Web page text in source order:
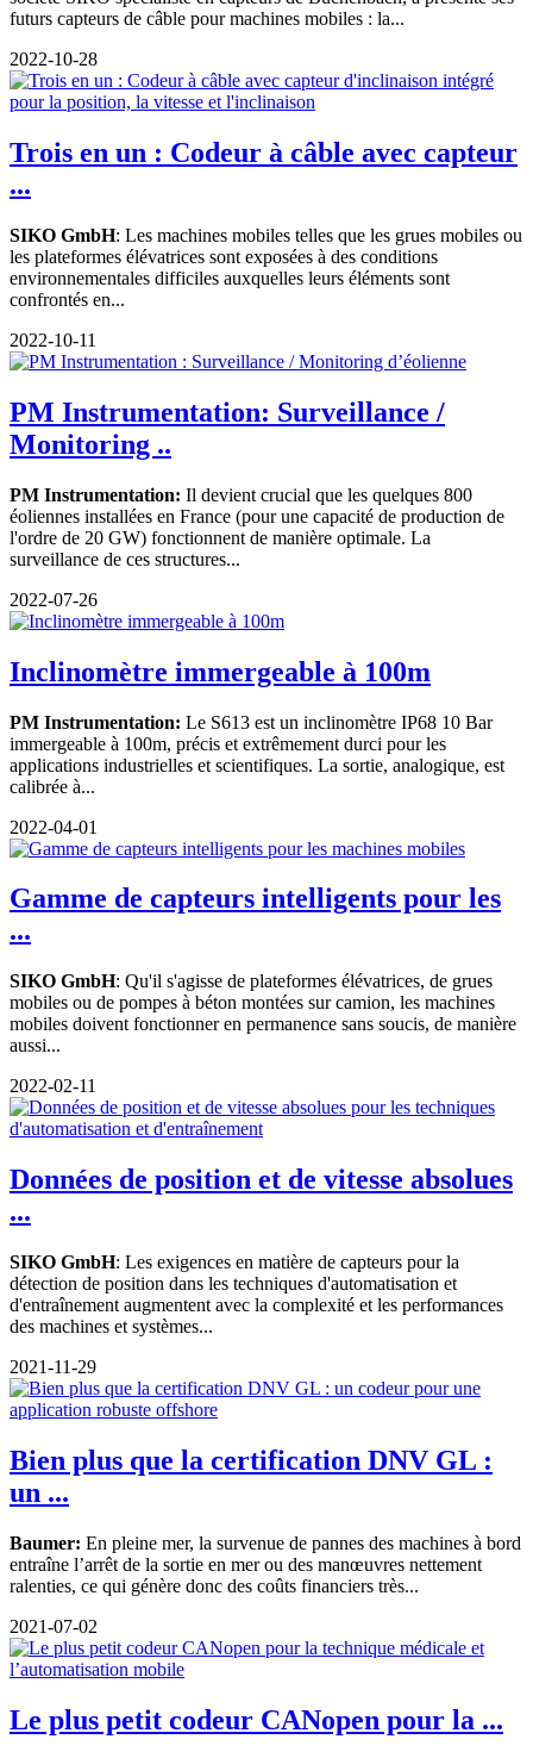
futurs capteurs de câble pour machines mobiles : la...
2022-10-28
Trois en un : Codeur à câble avec capteur
...
SIKO GmbH: Les machines mobiles telles que les grues mobiles ou
les plateformes élévatrices sont exposées à des conditions
environnementales difficiles auxquelles leurs éléments sont
confrontés en...
2022-10-11
PM Instrumentation: Surveillance /
Monitoring ..
PM Instrumentation: Il devient crucial que les quelques 800
éoliennes installées en France (pour une capacité de production de
l'ordre de 20 GW) fonctionnent de manière optimale. La
surveillance de ces structures...
2022-07-26
Inclinomètre immergeable à 100m
PM Instrumentation: Le S613 est un inclinomètre IP68 10 Bar
immergeable à 100m, précis et extrêmement durci pour les
applications industrielles et scientifiques. La sortie, analogique, est
calibrée à...
2022-04-01
Gamme de capteurs intelligents pour les
...
SIKO GmbH: Qu'il s'agisse de plateformes élévatrices, de grues
mobiles ou de pompes à béton montées sur camion, les machines
mobiles doivent fonctionner en permanence sans soucis, de manière
aussi...
2022-02-11
Données de position et de vitesse absolues
...
SIKO GmbH: Les exigences en matière de capteurs pour la
détection de position dans les techniques d'automatisation et
d'entraînement augmentent avec la complexité et les performances
des machines et systèmes...
2021-11-29
Bien plus que la certification DNV GL :
un ...
Baumer: En pleine mer, la survenue de pannes des machines à bord
entraîne l’arrêt de la sortie en mer ou des manœuvres nettement
ralenties, ce qui génère donc des coûts financiers très...
2021-07-02
Le plus petit codeur CANopen pour la ...